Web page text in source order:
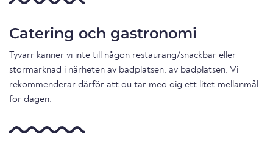
Catering och gastronomi
Tyvärr känner vi inte till någon restaurang/snackbar eller
stormarknad i närheten av badplatsen. av badplatsen. Vi
rekommenderar därför att du tar med dig ett litet mellanmål
för dagen.